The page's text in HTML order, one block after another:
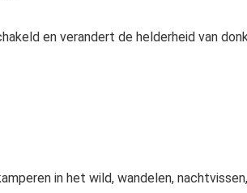
en verandert de helderheid van
in het wild, wandelen, nachtvissen,